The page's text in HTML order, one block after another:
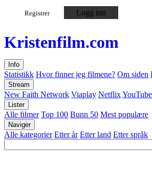
Registrer Logg inn
Kristenfilm.com
Info
Statistikk Hvor finner jeg filmene? Om siden
Stream
New Faith Network Viaplay NetflixYouTube
Lister
Alle filmer Top 100 Bunn 50 Mest populære
Naviger
Alle kategorier Etter år Etter land Etter språk